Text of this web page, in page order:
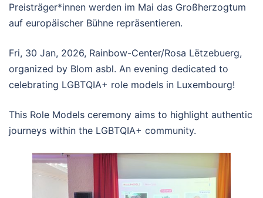
Preisträger*innen werden im Mai das Großherzogtum
auf europäischer Bühne repräsentieren.
Fri, 30 Jan, 2026, Rainbow-Center/Rosa Lëtzebuerg,
organized by Blom asbl. An evening dedicated to
celebrating LGBTQIA+ role models in Luxembourg!
This Role Models ceremony aims to highlight authentic
journeys within the LGBTQIA+ community.